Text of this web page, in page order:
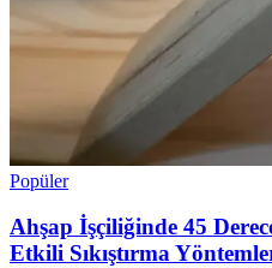
Popüler
Ahşap İşçiliğinde 45
Etkili Sıkıştırma